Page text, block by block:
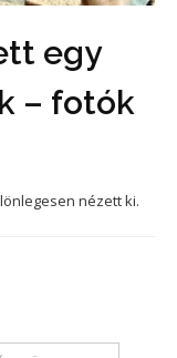
egy
– fotók
nézett ki.